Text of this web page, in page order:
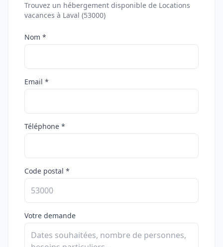
Trouvez un hébergement disponible de Locations
vacances à Laval (53000)
Nom *
Email *
Téléphone *
Code postal *
Votre demande